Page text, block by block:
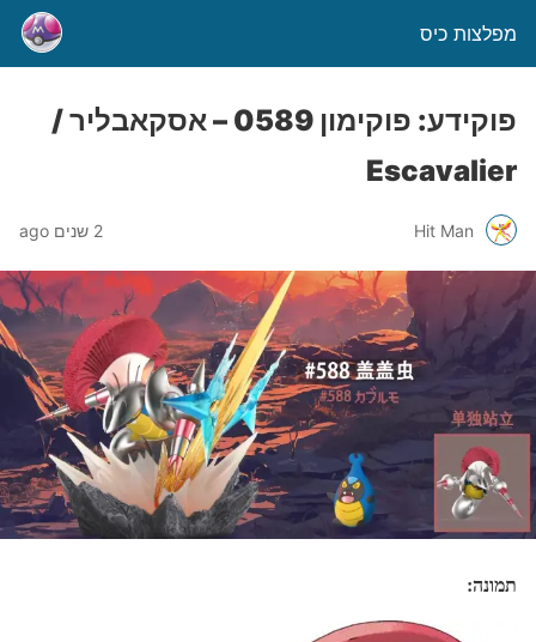
מפלצות כיס
פוקידע: פוקימון 0589 – אסקאבליר /
Escavalier
Hit Man 2 שנים ago
תמונה: